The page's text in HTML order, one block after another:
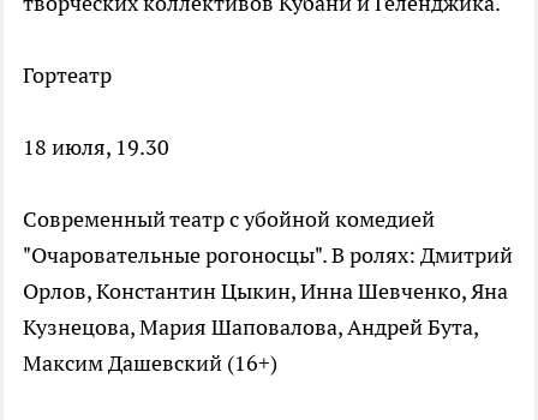
Гортеатр
18 июля, 19.30
Современный театр с убойной комедией
"Очаровательные рогоносцы". В ролях: Дмитрий
Орлов, Константин Цыкин, Инна Шевченко, Яна
Кузнецова, Мария Шаповалова, Андрей Бута,
Максим Дашевский (16+)